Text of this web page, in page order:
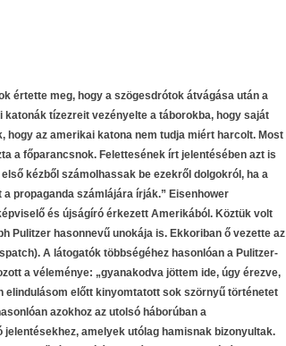
értette meg, hogy a szögesdrótok átvágása után a
tízezreit vezényelte a táborokba, hogy saját
az amerikai katona nem tudja miért harcolt. Most
a főparancsnok. Felettesének írt jelentésében azt is
kézből számolhassak be ezekről dolgokról, ha a
propaganda számlájára írják.” Eisenhower
és újságíró érkezett Amerikából. Köztük volt
Pulitzer hasonnevű unokája is. Ekkoriban ő vezette az
A látogatók többségéhez hasonlóan a Pulitzer-
a véleménye: „gyanakodva jöttem ide, úgy érezve,
elindulásom előtt kinyomtatott sok szörnyű történetet
azokhoz az utolsó háborúban a
amelyek utólag hamisnak bizonyultak.